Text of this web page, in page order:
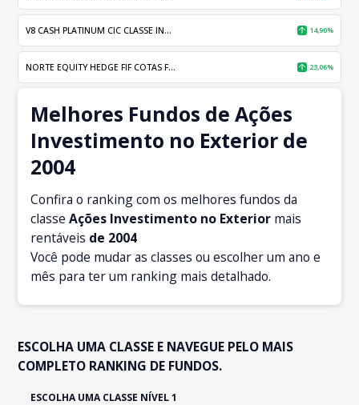
V8 CASH PLATINUM CIC CLASSE IN... 14,90%
NORTE EQUITY HEDGE FIF COTAS F... 23,06%
Melhores Fundos de Ações
Investimento no Exterior de
2004
Confira o ranking com os melhores fundos da
classeAções Investimento no Exterior mais
rentáveis de 2004
Você pode mudar as classes ou escolher um ano e
mês para ter um ranking mais detalhado.
ESCOLHA UMA CLASSE E NAVEGUE PELO MAIS
COMPLETO RANKING DE FUNDOS.
ESCOLHA UMA CLASSE NÍVEL 1